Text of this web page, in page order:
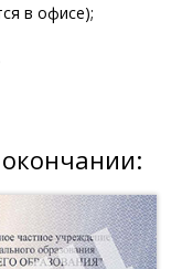
в офисе);